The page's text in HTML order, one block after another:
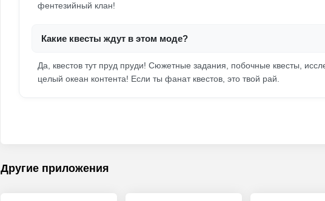
фентезийный клан!
Какие квесты ждут в этом моде?
Да, квестов тут пруд пруди! Сюжетные задания, побочные квесты,
целый океан контента! Если ты фанат квестов, это твой рай.
Другие приложения